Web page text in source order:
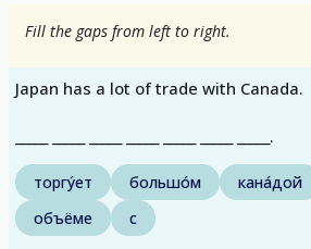
Fill the gaps from left to right.
Japan has a lot of trade with Canada.
_____ _____ _____ _____ _____ _____ _____.
торгу́ет большо́м кана́дой
объёме
с